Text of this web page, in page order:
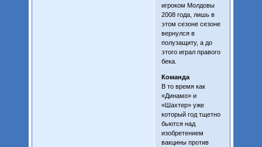
игроком Молдовы
2008 года, лишь в
этом сезоне сезоне
вернулся в
полузащиту, а до
этого играл правого
бека.
Команда
В то время как
«Динамо» и
«Шахтер» уже
который год тщетно
бьются над
изобретением
вакцины против